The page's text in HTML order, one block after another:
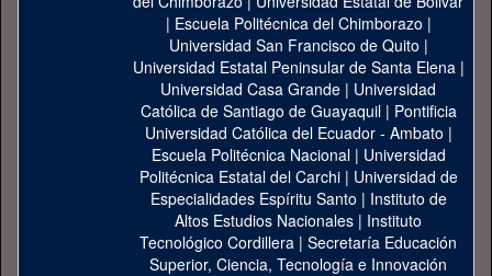
| Escuela Politécnica del Chimborazo |
Universidad San Francisco de Quito |
Universidad Estatal Peninsular de Santa Elena|
Universidad Casa Grande | Universidad
Católica de Santiago de Guayaquil| Pontificia
Universidad Católica del Ecuador - Ambato |
Escuela Politécnica Nacional| Universidad
Politécnica Estatal del Carchi| Universidad de
Especialidades Espíritu Santo | Instituto de
Altos Estudios Nacionales | Instituto
Tecnológico Cordillera | Secretaría Educación
Superior, Ciencia, Tecnología e Innovación